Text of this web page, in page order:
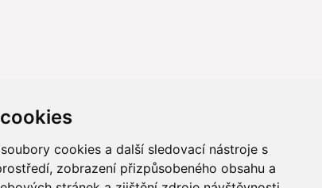
cookies a další sledovací nástroje s
zobrazení přizpůsobeného obsahu a